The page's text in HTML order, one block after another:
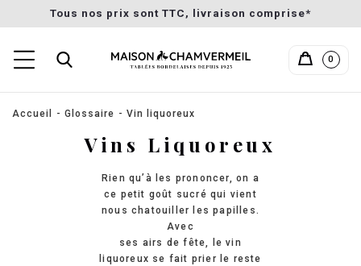
Tous nos prix sont TTC, livraison comprise*
0
Accueil Glossaire Vin liquoreux
Vins Liquoreux
Rien qu’à les prononcer, on a
ce petit goût sucré qui vient
nous chatouiller les papilles.
Avec
ses airs de fête, le vin
liquoreux se fait prier le reste